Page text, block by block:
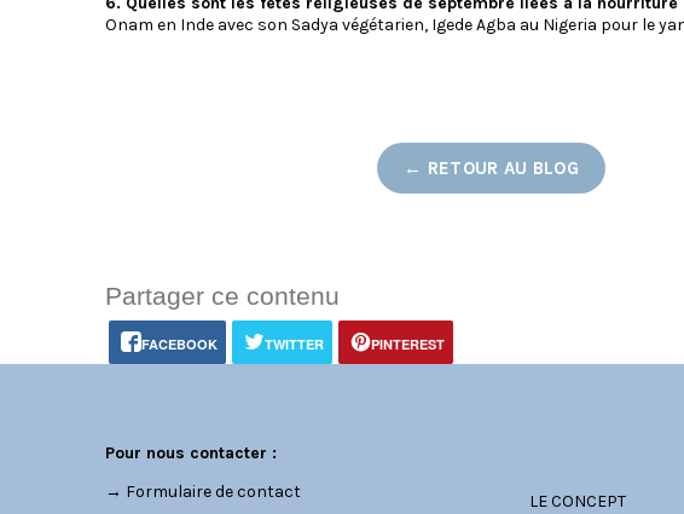
Onam en Inde avec son Sadya végétarien, Igede Agba au Nigeria pour le
← RETOUR AU BLOG
Partager ce contenu
FACEBOOK TWITTER PINTEREST
Pour nous contacter :
→ Formulaire de contact LE CONCEPT